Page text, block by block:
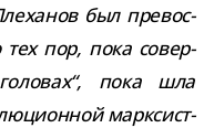
был пре­вос­
пор, пока совер­
пока шла
марк­сист­